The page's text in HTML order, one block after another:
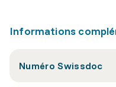
Informations
Numéro Swissdoc